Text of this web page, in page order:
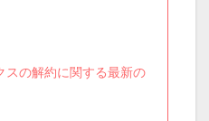
スの解約に関する最新の